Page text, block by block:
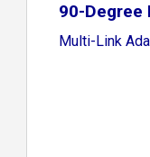
90-Degree
Multi-Link